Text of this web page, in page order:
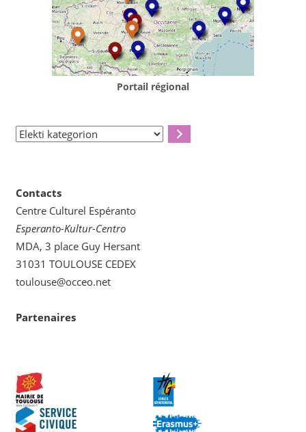
Portail régional
Elekti
Contacts
Centre Culturel Espéranto
Esperanto-Kultur-Centro
MDA, 3 place Guy Hersant
31031 TOULOUSE CEDEX
toulouse@occeo.net
Partenaires